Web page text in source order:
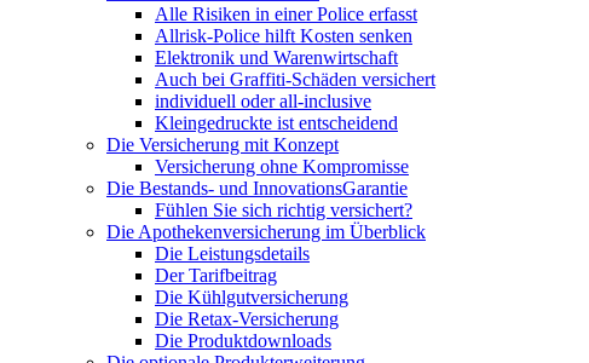
Alle Risiken in einer Police erfasst
Allrisk-Police hilft Kosten senken
Elektronik und Warenwirtschaft
Auch bei Graffiti-Schäden versichert
individuell oder all-inclusive
Kleingedruckte ist entscheidend
Die Versicherung mit Konzept
Versicherung ohne Kompromisse
Die Bestands- und InnovationsGarantie
Fühlen Sie sich richtig versichert?
Die Apothekenversicherung im Überblick
Die Leistungsdetails
Der Tarifbeitrag
Die Kühlgutversicherung
Die Retax-Versicherung
Die Produktdownloads